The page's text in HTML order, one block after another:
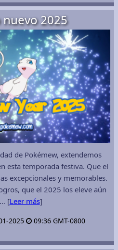
nuevo 2025
de Pokémew, extendemos
esta temporada festiva. Que el
excepcionales y memorables.
que el 2025 los eleve aún
[Leer más]
2025 09:36 GMT-0800